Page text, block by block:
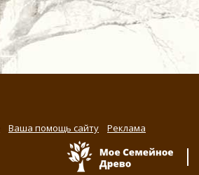
Ваша помощь сайту Реклама